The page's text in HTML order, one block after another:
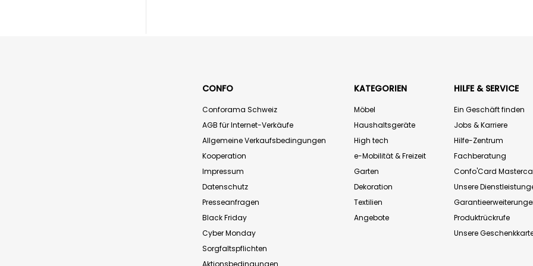
CONFO
Conforama Schweiz
AGB für Internet-Verkäufe
Allgemeine Verkaufsbedingungen
Kooperation
Impressum
Datenschutz
Presseanfragen
Black Friday
Cyber Monday
Sorgfaltspflichten
KATEGORIEN
Möbel
Haushaltsgeräte
High tech
e-Mobilität & Freizeit
Garten
Dekoration
Textilien
Angebote
HILFE & SERVICE
Ein Geschäft finden
Jobs & Karriere
Hilfe-Zentrum
Fachberatung
Confo'Card
Unsere
Produktrückrufe
Unsere